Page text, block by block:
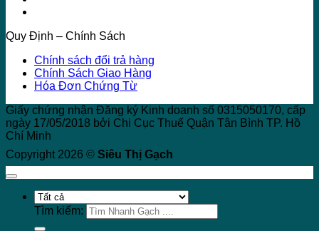
Quy Định – Chính Sách
Chính sách đổi trả hàng
Chính Sách Giao Hàng
Hóa Đơn Chứng Từ
Giấy chứng nhận Đăng ký Kinh doanh số 0315050170, cấp
ngày 17/05/2018 bởi Chi Cục Thuế Quận Tân Bình TP. Hồ
Chí Minh
Copyright 2026 © Siêu Thị Gạch
Tìm kiếm: